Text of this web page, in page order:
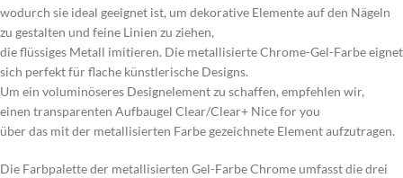
wodurch sie ideal geeignet ist, um dekorative Elemente auf den Nägeln
zu gestalten und feine Linien zu ziehen,
die flüssiges Metall imitieren. Die metallisierte Chrome-Gel-Farbe eignet
sich perfekt für flache künstlerische Designs.
Um ein voluminöseres Designelement zu schaffen, empfehlen wir,
einen transparenten Aufbaugel Clear/Clear+ Nice for you
über das mit der metallisierten Farbe gezeichnete Element aufzutragen.
Die Farbpalette der metallisierten Gel-Farbe Chrome umfasst die drei